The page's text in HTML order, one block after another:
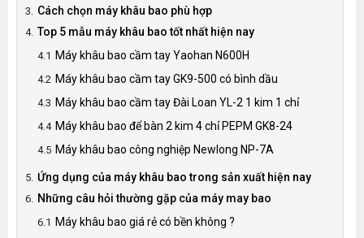
Cách chọn máy khâu bao phù hợp
Top 5 mẫu máy khâu bao tốt nhất hiện nay
Máy khâu bao cầm tay Yaohan N600H
Máy khâu bao cầm tay GK9-500 có bình dầu
Máy khâu bao cầm tay Đài Loan YL-2 1 kim 1 chỉ
Máy khâu bao để bàn 2 kim 4 chỉ PEPM GK8-24
Máy khâu bao công nghiệp Newlong NP-7A
Ứng dụng của máy khâu bao trong sản xuất hiện nay
Những câu hỏi thường gặp của máy may bao
Máy khâu bao giá rẻ có bền không ?